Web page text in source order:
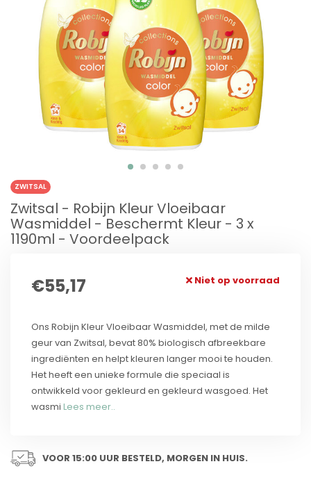
ZWITSAL
Zwitsal - Robijn Kleur Vloeibaar
Wasmiddel - Beschermt Kleur - 3 x
1190ml - Voordeelpack
€55,17 Niet op voorraad
Ons Robijn Kleur Vloeibaar Wasmiddel, met de milde
geur van Zwitsal, bevat 80% biologisch afbreekbare
ingrediënten en helpt kleuren langer mooi te houden.
Het heeft een unieke formule die speciaal is
ontwikkeld voor gekleurd en gekleurd wasgoed. Het
wasmi Lees meer..
VOOR 15:00 UUR BESTELD, MORGEN IN HUIS.